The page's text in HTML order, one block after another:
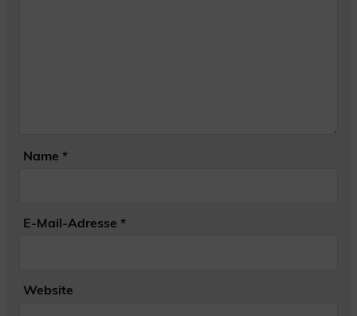
Name *
E-Mail-Adresse *
Website